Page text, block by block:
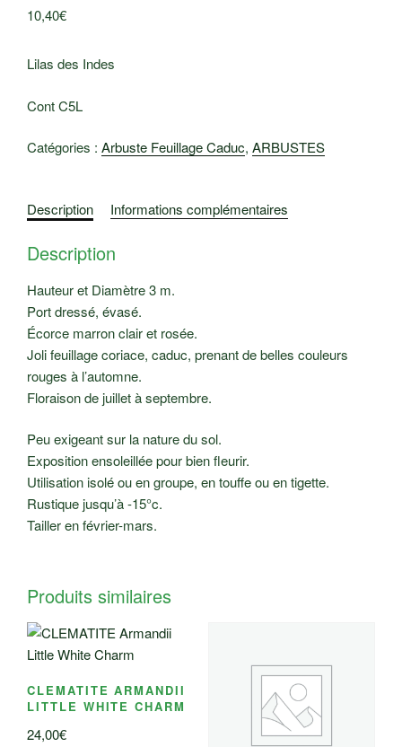
10,40€
Lilas des Indes
Cont C5L
Catégories : Arbuste Feuillage Caduc, ARBUSTES
Description Informations complémentaires
Description
Hauteur et Diamètre 3 m.
Port dressé, évasé.
Écorce marron clair et rosée.
Joli feuillage coriace, caduc, prenant de belles couleurs
rouges à l’automne.
Floraison de juillet à septembre.
Peu exigeant sur la nature du sol.
Exposition ensoleillée pour bien fleurir.
Utilisation isolé ou en groupe, en touffe ou en tigette.
Rustique jusqu’à -15°c.
Tailler en février-mars.
Produits similaires
CLEMATITE ARMANDII
LITTLE WHITE CHARM
24,00€